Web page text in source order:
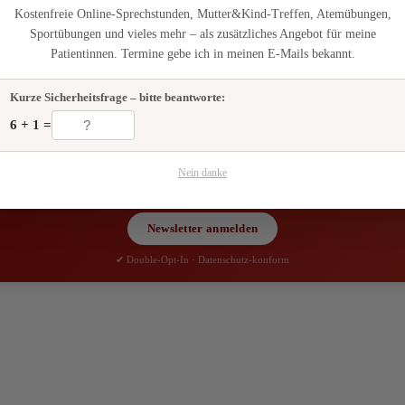
die Beste Vorbereitung und das beste Training nichts. Als
Bereiche des Körpers. Ich gucke ob die Statik stimmt, ob der
kleiner.jpg
https://www.osteopathie-
📬 Bleib auf dem Laufenden!
Newsletter anmelden
✔ Double-Opt-In · Datenschutz-konform
Kostenfreie Online-Sprechstunden, Mutter&Kind-Treffen, Atemübungen,
Sportübungen und vieles mehr – als zusätzliches Angebot für meine
Patientinnen. Termine gebe ich in meinen E-Mails bekannt.
Kurze Sicherheitsfrage – bitte beantworte:
6 + 1 =
Nein danke